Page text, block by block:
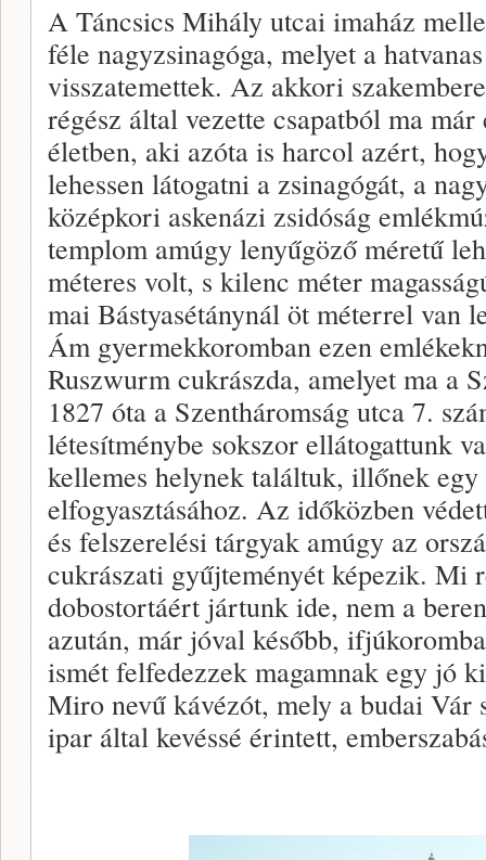
A Táncsics Mihály utcai imaház
féle nagyzsinagóga, melyet a
visszatemettek. Az akkori
régész által vezette csapatból ma
életben, aki azóta is harcol azért,
lehessen látogatni a zsinagógát, a
középkori askenázi zsidóság
templom amúgy lenyűgöző méretű
méteres volt, s kilenc méter
mai Bástyasétánynál öt méterrel van
Ám gyermekkoromban ezen
Ruszwurm cukrászda, amelyet ma a
1827 óta a Szentháromság utca 7.
létesítménybe sokszor ellátogattunk
kellemes helynek találtuk, illőnek egy
elfogyasztásához. Az időközben
és felszerelési tárgyak amúgy az
cukrászati gyűjteményét képezik. Mi
dobostortáért jártunk ide, nem a
azután, már jóval később,
ismét felfedezzek magamnak egy jó
Miro nevű kávézót, mely a budai Vár
ipar által kevéssé érintett,